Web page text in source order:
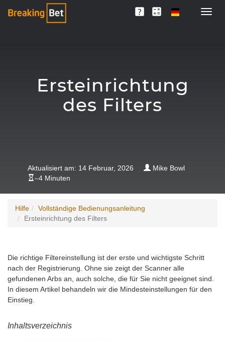
Ersteinrichtung
des Filters
Mike Bowl
Aktualisiert am: 14 Februar, 2026
~4 Minuten
Hilfe
Vollständige Bedienungsanleitung
Ersteinrichtung des Filters
Die richtige Filtereinstellung ist der erste und wichtigste Schritt
nach der Registrierung. Ohne sie zeigt der Scanner alle
gefundenen Arbs an, auch solche, die für Sie nicht geeignet sind.
In diesem Artikel behandeln wir die Mindesteinstellungen für den
Einstieg.
Inhaltsverzeichnis